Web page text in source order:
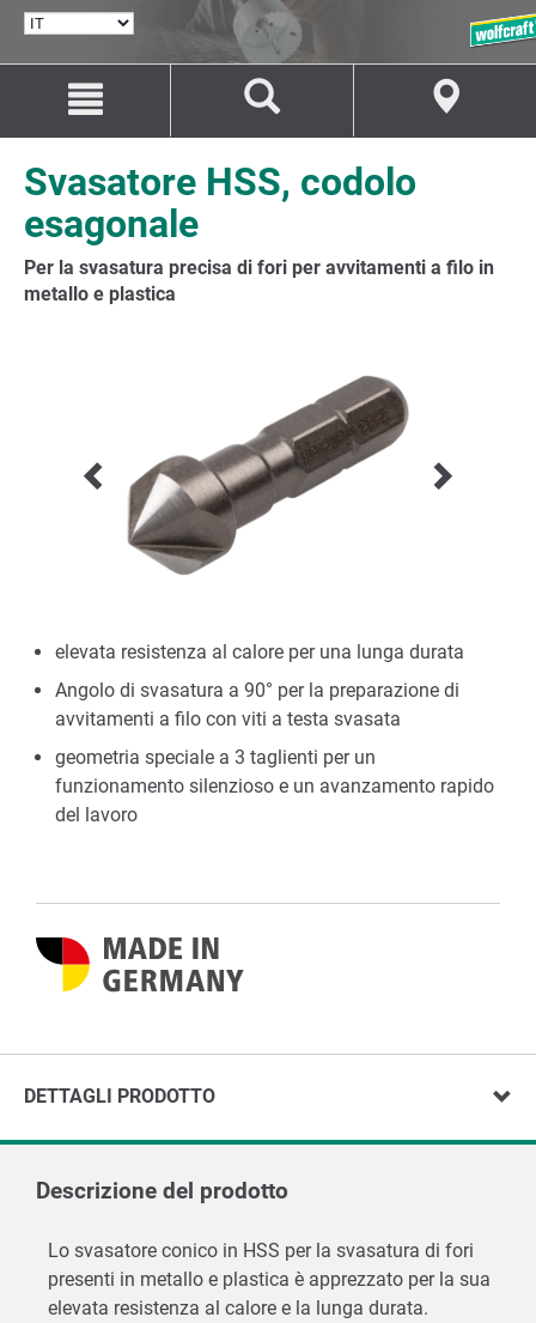
SELEZIONA
contenuto
navigazione
Svasatore HSS, codolo
esagonale
Per la svasatura precisa di fori per avvitamenti a filo in
metallo e plastica
elevata resistenza al calore per una lunga durata
Angolo di svasatura a 90° per la preparazione di
avvitamenti a filo con viti a testa svasata
geometria speciale a 3 taglienti per un
funzionamento silenzioso e un avanzamento rapido
del lavoro
DETTAGLI PRODOTTO
Descrizione del prodotto
Lo svasatore conico in HSS per la svasatura di fori
presenti in metallo e plastica è apprezzato per la sua
elevata resistenza al calore e la lunga durata.